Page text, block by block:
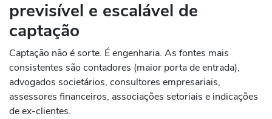
previsível e escalável de
captação
Captação não é sorte. É engenharia. As fontes mais
consistentes são contadores (maior porta de entrada),
advogados societários, consultores empresariais,
assessores financeiros, associações setoriais e indicações
de ex-clientes.